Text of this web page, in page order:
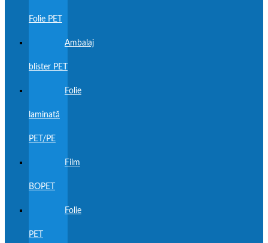
Folie PET
Ambalaj
blister PET
Folie
laminată
PET/PE
Film
BOPET
Folie
PET